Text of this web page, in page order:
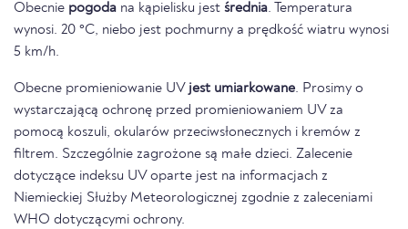
Obecnie pogoda na kąpielisku jest średnia. Temperatura
wynosi. 20 °C, niebo jest pochmurny a prędkość wiatru wynosi
5 km/h.
Obecne promieniowanie UV jest umiarkowane. Prosimy o
wystarczającą ochronę przed promieniowaniem UV za
pomocą koszuli, okularów przeciwsłonecznych i kremów z
filtrem. Szczególnie zagrożone są małe dzieci. Zalecenie
dotyczące indeksu UV oparte jest na informacjach z
Niemieckiej Służby Meteorologicznej zgodnie z zaleceniami
WHO dotyczącymi ochrony.